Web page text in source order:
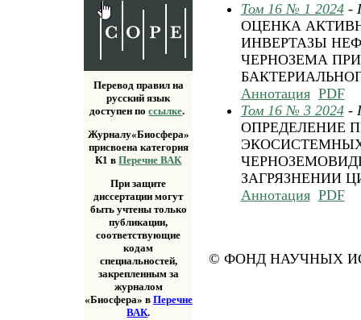
Перевод правил на
русский язык
доступен поссылке.
Журналу«Биосфера»
присвоена категория
К1 вПеречне ВАК
При защите
диссертации могут
быть учтены только
публикации,
соответствующие
кодам
специальностей,
закрепленным за
журналом
«Биосфера» в Перечне
ВАК.
Том 16 № 1 2024-
ОЦЕНКА
ИНВЕРТАЗЫ
ЧЕРНОЗЕМА
Аннотация PDF
Том 16 № 3 2024-
ОПРЕДЕЛЕНИЕ
ЗАГРЯЗНЕНИИ
Аннотация PDF
© ФОНД НАУЧНЫХ